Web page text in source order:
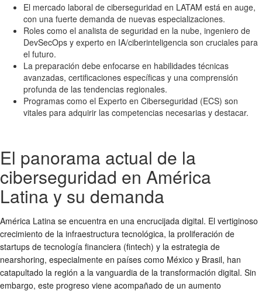
El mercado laboral de ciberseguridad en LATAM está en auge,
con una fuerte demanda de nuevas especializaciones.
Roles como el analista de seguridad en la nube, ingeniero de
DevSecOps y experto en IA/ciberinteligencia son cruciales para
el futuro.
La preparación debe enfocarse en habilidades técnicas
avanzadas, certificaciones específicas y una comprensión
profunda de las tendencias regionales.
Programas como el Experto en Ciberseguridad (ECS) son
vitales para adquirir las competencias necesarias y destacar.
El panorama actual de la
ciberseguridad en América
Latina y su demanda
América Latina se encuentra en una encrucijada digital. El vertiginoso
crecimiento de la infraestructura tecnológica, la proliferación de
startups de tecnología financiera (fintech) y la estrategia de
nearshoring, especialmente en países como México y Brasil, han
catapultado la región a la vanguardia de la transformación digital. Sin
embargo, este progreso viene acompañado de un aumento